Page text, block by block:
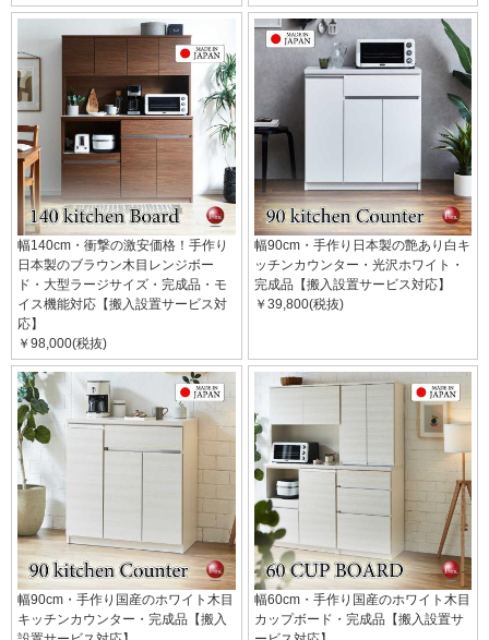
幅140cm・衝撃の激安価格！手作り
日本製のブラウン木目レンジボー
ド・大型ラージサイズ・完成品・モ
イス機能対応【搬入設置サービス対
応】
￥98,000(税抜)
幅90cm・手作り日本製の艶あり白キ
ッチンカウンター・光沢ホワイト・
完成品【搬入設置サービス対応】
￥39,800(税抜)
幅90cm・手作り国産のホワイト木目
キッチンカウンター・完成品【搬入
幅60cm・手作り国産のホワイト木目
カップボード・完成品【搬入設置サ